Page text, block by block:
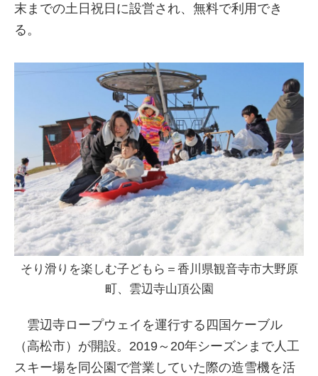
末までの土日祝日に設営され、無料で利用でき
る。
そり滑りを楽しむ子どもら＝香川県観音寺市大野原
町、雲辺寺山頂公園
雲辺寺ロープウェイを運行する四国ケーブル
（高松市）が開設。2019～20年シーズンまで人工
スキー場を同公園で営業していた際の造雪機を活